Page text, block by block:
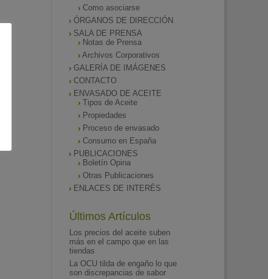
Como asociarse
ÓRGANOS DE DIRECCIÓN
SALA DE PRENSA
Notas de Prensa
Archivos Corporativos
GALERÍA DE IMÁGENES
CONTACTO
ENVASADO DE ACEITE
Tipos de Aceite
Propiedades
Proceso de envasado
Consumo en España
PUBLICACIONES
Boletín Opina
Otras Publicaciones
ENLACES DE INTERÉS
Últimos Artículos
Los precios del aceite suben
más en el campo que en las
tiendas
La OCU tilda de engaño lo que
son discrepancias de sabor